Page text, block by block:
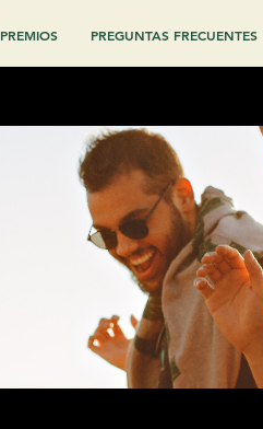
PREMIOS PREGUNTAS FRECUENTES